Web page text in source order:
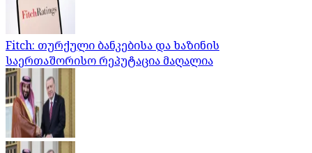
Fitch: თურქული ბანკებისა და ხაზინის
საერთაშორისო რეპუტაცია მაღალია